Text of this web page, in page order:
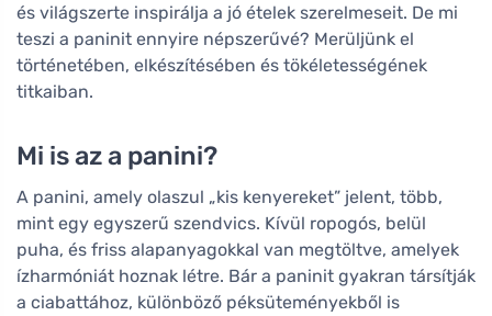
és világszerte inspirálja a jó ételek szerelmeseit. De mi
teszi a paninit ennyire népszerűvé? Merüljünk el
történetében, elkészítésében és tökéletességének
titkaiban.
Mi is az a panini?
A panini, amely olaszul „kis kenyereket” jelent, több,
mint egy egyszerű szendvics. Kívül ropogós, belül
puha, és friss alapanyagokkal van megtöltve, amelyek
ízharmóniát hoznak létre. Bár a paninit gyakran társítják
a ciabattához, különböző péksüteményekből is